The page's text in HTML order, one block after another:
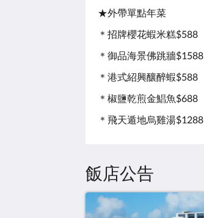
★外帶單點年菜
＊招牌櫻花蝦米糕$588
＊御品海景佛跳牆$1588
＊港式紹興釀醉蝦$588
＊椒鹽乾煎金鯧魚$688
＊飛天遁地烏雞湯$1288
飯店公告